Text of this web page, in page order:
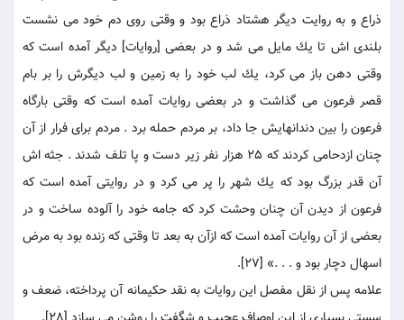
ذراع و به روايت ديگر هشتاد ذراع بود و وقتى روى دم خود مى نشست
بلندی اش تا يك مايل می شد و در بعضى [روايات] ديگر آمده است كه
وقتى دهن باز می كرد، يك لب خود را به زمين و لب ديگرش را بر بام
قصر فرعون می گذاشت و در بعضى روايات آمده است كه وقتى بارگاه
فرعون را بين دندانهايش جا داد، بر مردم حمله برد . مردم براى فرار از آن
چنان ازدحامى كردند كه 25 هزار نفر زير دست و پا تلف شدند . جثه اش
آن قدر بزرگ بود كه يك شهر را پر می كرد و در روايتى آمده است كه
فرعون از ديدن آن چنان وحشت كرد كه جامه خود را آلوده ساخت و در
بعضى از آن روايات آمده است كه ازآن به بعد تا وقتى كه زنده بود به مرض
اسهال دچار بود و . . .» [27].
علامه پس از نقل مفصل اين روايات به نقد حكيمانه آن پرداخته، ضعف و